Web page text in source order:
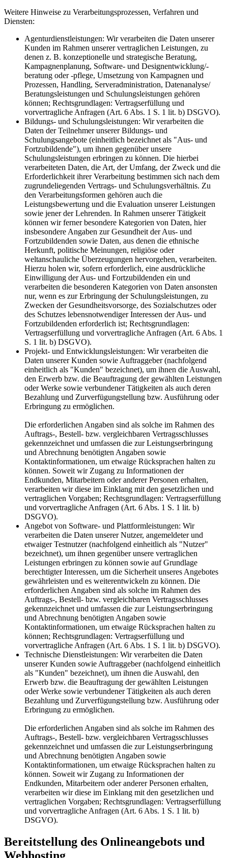
Weitere Hinweise zu Verarbeitungsprozessen, Verfahren und
Diensten:
Agenturdienstleistungen: Wir verarbeiten die Daten unserer
Kunden im Rahmen unserer vertraglichen Leistungen, zu
denen z. B. konzeptionelle und strategische Beratung,
Kampagnenplanung, Software- und Designentwicklung/-
beratung oder -pflege, Umsetzung von Kampagnen und
Prozessen, Handling, Serveradministration, Datenanalyse/
Beratungsleistungen und Schulungsleistungen gehören
können; Rechtsgrundlagen: Vertragserfüllung und
vorvertragliche Anfragen (Art. 6 Abs. 1 S. 1 lit. b) DSGVO).
Bildungs- und Schulungsleistungen: Wir verarbeiten die
Daten der Teilnehmer unserer Bildungs- und
Schulungsangebote (einheitlich bezeichnet als "Aus- und
Fortzubildende"), um ihnen gegenüber unsere
Schulungsleistungen erbringen zu können. Die hierbei
verarbeiteten Daten, die Art, der Umfang, der Zweck und die
Erforderlichkeit ihrer Verarbeitung bestimmen sich nach dem
zugrundeliegenden Vertrags- und Schulungsverhältnis. Zu
den Verarbeitungsformen gehören auch die
Leistungsbewertung und die Evaluation unserer Leistungen
sowie jener der Lehrenden. In Rahmen unserer Tätigkeit
können wir ferner besondere Kategorien von Daten, hier
insbesondere Angaben zur Gesundheit der Aus- und
Fortzubildenden sowie Daten, aus denen die ethnische
Herkunft, politische Meinungen, religiöse oder
weltanschauliche Überzeugungen hervorgehen, verarbeiten.
Hierzu holen wir, sofern erforderlich, eine ausdrückliche
Einwilligung der Aus- und Fortzubildenden ein und
verarbeiten die besonderen Kategorien von Daten ansonsten
nur, wenn es zur Erbringung der Schulungsleistungen, zu
Zwecken der Gesundheitsvorsorge, des Sozialschutzes oder
des Schutzes lebensnotwendiger Interessen der Aus- und
Fortzubildenden erforderlich ist; Rechtsgrundlagen:
Vertragserfüllung und vorvertragliche Anfragen (Art. 6 Abs. 1
S. 1 lit. b) DSGVO).
Projekt- und Entwicklungsleistungen: Wir verarbeiten die
Daten unserer Kunden sowie Auftraggeber (nachfolgend
einheitlich als "Kunden" bezeichnet), um ihnen die Auswahl,
den Erwerb bzw. die Beauftragung der gewählten Leistungen
oder Werke sowie verbundener Tätigkeiten als auch deren
Bezahlung und Zurverfügungstellung bzw. Ausführung oder
Erbringung zu ermöglichen.
Die erforderlichen Angaben sind als solche im Rahmen des
Auftrags-, Bestell- bzw. vergleichbaren Vertragsschlusses
gekennzeichnet und umfassen die zur Leistungserbringung
und Abrechnung benötigten Angaben sowie
Kontaktinformationen, um etwaige Rücksprachen halten zu
können. Soweit wir Zugang zu Informationen der
Endkunden, Mitarbeitern oder anderer Personen erhalten,
verarbeiten wir diese im Einklang mit den gesetzlichen und
vertraglichen Vorgaben; Rechtsgrundlagen: Vertragserfüllung
und vorvertragliche Anfragen (Art. 6 Abs. 1 S. 1 lit. b)
DSGVO).
Angebot von Software- und Plattformleistungen: Wir
verarbeiten die Daten unserer Nutzer, angemeldeter und
etwaiger Testnutzer (nachfolgend einheitlich als "Nutzer"
bezeichnet), um ihnen gegenüber unsere vertraglichen
Leistungen erbringen zu können sowie auf Grundlage
berechtigter Interessen, um die Sicherheit unseres Angebotes
gewährleisten und es weiterentwickeln zu können. Die
erforderlichen Angaben sind als solche im Rahmen des
Auftrags-, Bestell- bzw. vergleichbaren Vertragsschlusses
gekennzeichnet und umfassen die zur Leistungserbringung
und Abrechnung benötigten Angaben sowie
Kontaktinformationen, um etwaige Rücksprachen halten zu
können; Rechtsgrundlagen: Vertragserfüllung und
vorvertragliche Anfragen (Art. 6 Abs. 1 S. 1 lit. b) DSGVO).
Technische Dienstleistungen: Wir verarbeiten die Daten
unserer Kunden sowie Auftraggeber (nachfolgend einheitlich
als "Kunden" bezeichnet), um ihnen die Auswahl, den
Erwerb bzw. die Beauftragung der gewählten Leistungen
oder Werke sowie verbundener Tätigkeiten als auch deren
Bezahlung und Zurverfügungstellung bzw. Ausführung oder
Erbringung zu ermöglichen.
Die erforderlichen Angaben sind als solche im Rahmen des
Auftrags-, Bestell- bzw. vergleichbaren Vertragsschlusses
gekennzeichnet und umfassen die zur Leistungserbringung
und Abrechnung benötigten Angaben sowie
Kontaktinformationen, um etwaige Rücksprachen halten zu
können. Soweit wir Zugang zu Informationen der
Endkunden, Mitarbeitern oder anderer Personen erhalten,
verarbeiten wir diese im Einklang mit den gesetzlichen und
vertraglichen Vorgaben; Rechtsgrundlagen: Vertragserfüllung
und vorvertragliche Anfragen (Art. 6 Abs. 1 S. 1 lit. b)
DSGVO).
Bereitstellung des Onlineangebots und